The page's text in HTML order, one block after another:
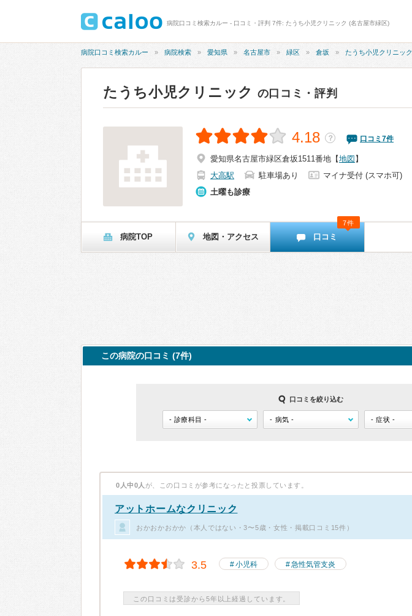
病院口コミ検索カルー - 口コミ・評判 7件: たうち小児クリニック (名古屋市緑区)
病院口コミ検索カルー 病院検索 愛知県 名古屋市 緑区 倉坂 たうち小児クリニック
たうち小児クリニック の口コミ・評判
4.18 ？ 口コミ 7件
愛知県名古屋市緑区倉坂1511番地 【地図 】
大高駅
駐車場あり
マイナ受付 (スマホ可)
土曜も診療
病院TOP 地図・アクセス 口コミ
7件
この病院の口コミ (7件)
口コミを絞り込む
0人中0人 が、この口コミが参考になったと投票しています。
アットホームなクリニック
おかおかおかか（本人ではない・3〜5歳・女性・掲載口コミ15件）
3.5 小児科 急性気管支炎
この口コミは受診から5年以上経過しています。